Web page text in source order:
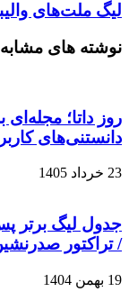
لیگ ملت‌های
نوشته های مشابه
روز داتا؛
دانستنی‌های
23 خرداد 1405
جدول لیگ برتر
/ تراکتور
19 بهمن 1404